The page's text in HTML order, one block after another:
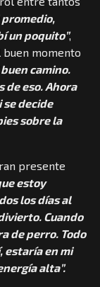
promedio,
un poquito”,
buen momento
camino.
de eso. Ahora
se decide
sobre la
presente
estoy
los días al
Cuando
de perro. Todo
estaría en mi
alta”.